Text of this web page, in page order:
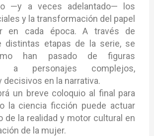
—y a veces adelantado— los
y la transformación del papel
en cada época. A través de
distintas etapas de la serie, se
han pasado de figuras
a personajes complejos,
decisivos en la narrativa.
un breve coloquio al final para
la ciencia ficción puede actuar
de la realidad y motor cultural en
de la mujer.